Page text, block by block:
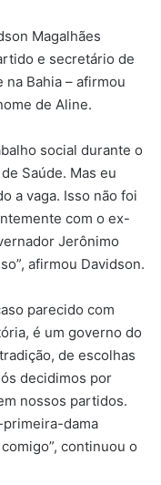
Magalhães
e secretário de
na Bahia – afirmou
de Aline.
social durante o
Saúde. Mas eu
a vaga. Isso não foi
com o ex-
Jerônimo
afirmou Davidson.
parecido com
é um governo do
de escolhas
decidimos por
nossos partidos.
primeira-dama
continuou o